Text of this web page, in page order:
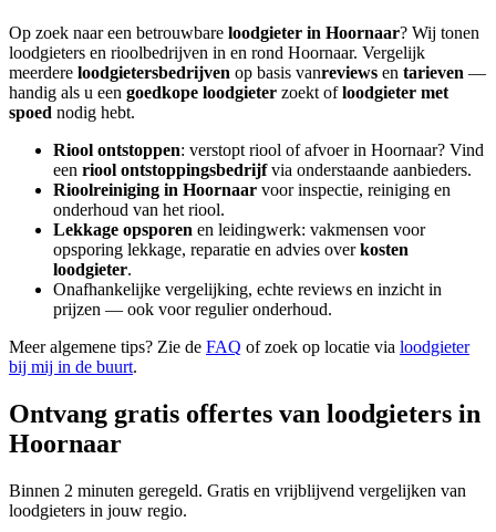
Op zoek naar een betrouwbare loodgieter in Hoornaar? Wij tonen
loodgieters en rioolbedrijven in en rond Hoornaar. Vergelijk
meerdere loodgietersbedrijven op basis vanreviews en tarieven —
handig als u een goedkope loodgieter zoekt ofloodgieter met
spoed nodig hebt.
Riool ontstoppen: verstopt riool of afvoer in Hoornaar? Vind
een riool ontstoppingsbedrijfvia onderstaande aanbieders.
Rioolreiniging in Hoornaar voor inspectie, reiniging en
onderhoud van het riool.
Lekkage opsporen en leidingwerk: vakmensen voor
opsporing lekkage, reparatie en advies overkosten
loodgieter.
Onafhankelijke vergelijking, echte reviews en inzicht in
prijzen — ook voor regulier onderhoud.
Meer algemene tips? Zie de FAQ of zoek op locatie via loodgieter
bij mij in de buurt.
Ontvang gratis offertes van loodgieters in
Hoornaar
Binnen 2 minuten geregeld. Gratis en vrijblijvend vergelijken van
loodgieters in jouw regio.